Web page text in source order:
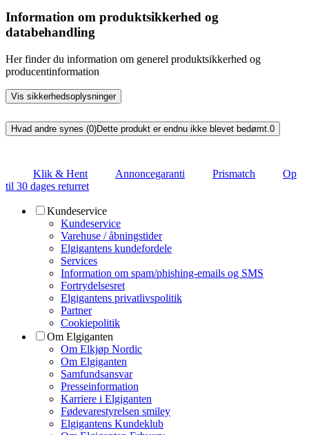
Information om produktsikkerhed og
databehandling
Her finder du information om generel produktsikkerhed og
producentinformation
Vis sikkerhedsoplysninger
Hvad andre synes (0)Dette produkt er endnu ikke blevet bedømt. 0
Klik & Hent Annoncegaranti Prismatch
Op
til 30 dages returret
Kundeservice
Kundeservice
Varehuse / åbningstider
Elgigantens kundefordele
Services
Information om spam/phishing-emails og SMS
Fortrydelsesret
Elgigantens privatlivspolitik
Partner
Cookiepolitik
Om Elgiganten
Om Elkjøp Nordic
Om Elgiganten
Samfundsansvar
Presseinformation
Karriere i Elgiganten
Fødevarestyrelsen smiley
Elgigantens Kundeklub